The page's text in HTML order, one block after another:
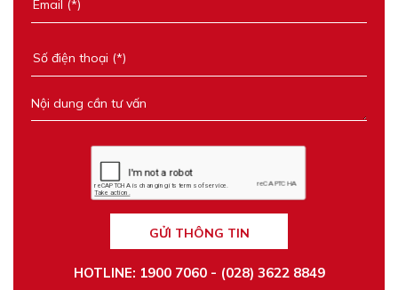
GỬI THÔNG TIN
HOTLINE: 1900 7060 - (028) 3622 8849